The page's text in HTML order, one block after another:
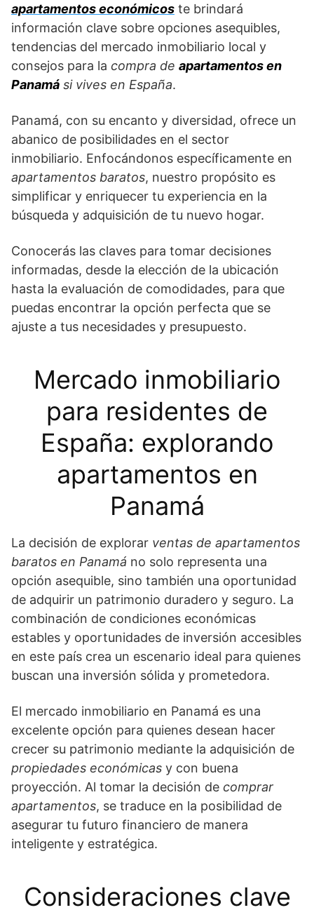
apartamentos económicos te brindará
información clave sobre opciones asequibles,
tendencias del mercado inmobiliario local y
consejos para la compra de apartamentos en
Panamá si vives en España.
Panamá, con su encanto y diversidad, ofrece un
abanico de posibilidades en el sector
inmobiliario. Enfocándonos específicamente en
apartamentos baratos, nuestro propósito es
simplificar y enriquecer tu experiencia en la
búsqueda y adquisición de tu nuevo hogar.
Conocerás las claves para tomar decisiones
informadas, desde la elección de la ubicación
hasta la evaluación de comodidades, para que
puedas encontrar la opción perfecta que se
ajuste a tus necesidades y presupuesto.
Mercado inmobiliario
para residentes de
España: explorando
apartamentos en
Panamá
La decisión de explorar ventas de apartamentos
baratos en Panamá no solo representa una
opción asequible, sino también una oportunidad
de adquirir un patrimonio duradero y seguro. La
combinación de condiciones económicas
estables y oportunidades de inversión accesibles
en este país crea un escenario ideal para quienes
buscan una inversión sólida y prometedora.
El mercado inmobiliario en Panamá es una
excelente opción para quienes desean hacer
crecer su patrimonio mediante la adquisición de
propiedades económicas y con buena
proyección. Al tomar la decisión de comprar
apartamentos, se traduce en la posibilidad de
asegurar tu futuro financiero de manera
inteligente y estratégica.
Consideraciones clave